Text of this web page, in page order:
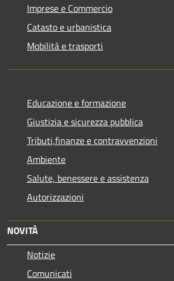
Imprese e Commercio
Catasto e urbanistica
Mobilità e trasporti
Educazione e formazione
Giustizia e sicurezza pubblica
Tributi,finanze e contravvenzioni
Ambiente
Salute, benessere e assistenza
Autorizzazioni
NOVITÀ
Notizie
Comunicati